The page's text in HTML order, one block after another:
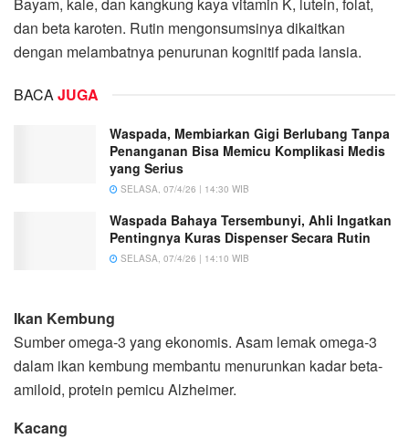
dan beta karoten. Rutin mengonsumsinya dikaitkan
dengan melambatnya penurunan kognitif pada lansia.
BACA JUGA
Waspada, Membiarkan Gigi Berlubang Tanpa
Penanganan Bisa Memicu Komplikasi Medis
yang Serius
SELASA, 07/4/26 | 14:30 WIB
Waspada Bahaya Tersembunyi, Ahli Ingatkan
Pentingnya Kuras Dispenser Secara Rutin
SELASA, 07/4/26 | 14:10 WIB
Ikan Kembung
Sumber omega-3 yang ekonomis. Asam lemak omega-3
dalam ikan kembung membantu menurunkan kadar beta-
amiloid, protein pemicu Alzheimer.
Kacang